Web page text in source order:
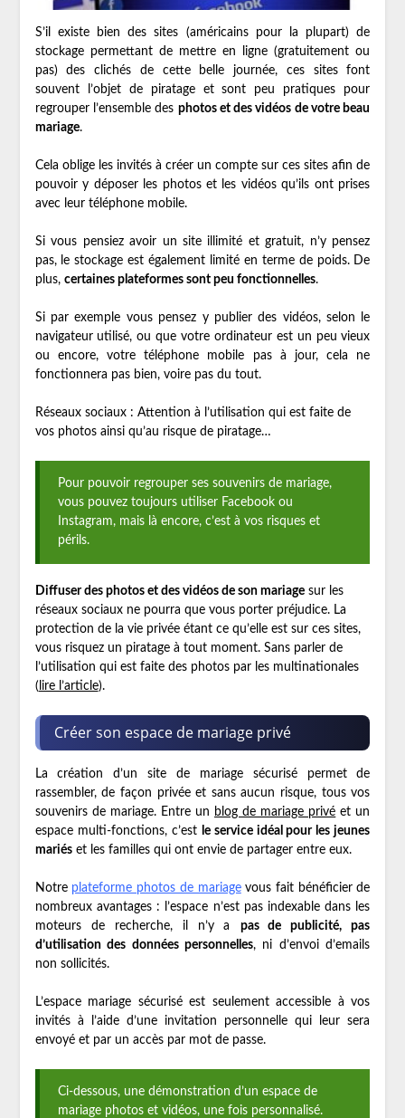
S’il existe bien des sites (américains pour la plupart) de
stockage permettant de mettre en ligne (gratuitement ou
pas) des clichés de cette belle journée, ces sites font
souvent l’objet de piratage et sont peu pratiques pour
regrouper l’ensemble des photos et des vidéos de votre beau
mariage.
Cela oblige les invités à créer un compte sur ces sites afin de
pouvoir y déposer les photos et les vidéos qu’ils ont prises
avec leur téléphone mobile.
Si vous pensiez avoir un site illimité et gratuit, n’y pensez
pas, le stockage est également limité en terme de poids. De
plus, certaines plateformes sont peu fonctionnelles.
Si par exemple vous pensez y publier des vidéos, selon le
navigateur utilisé, ou que votre ordinateur est un peu vieux
ou encore, votre téléphone mobile pas à jour, cela ne
fonctionnera pas bien, voire pas du tout.
Réseaux sociaux : Attention à l’utilisation qui est faite de
vos photos ainsi qu’au risque de piratage…
Pour pouvoir regrouper ses souvenirs de mariage,
vous pouvez toujours utiliser Facebook ou
Instagram, mais là encore, c’est à vos risques et
périls.
Diffuser des photos et des vidéos de son mariagesur les
réseaux sociaux ne pourra que vous porter préjudice. La
protection de la vie privée étant ce qu’elle est sur ces sites,
vous risquez un piratage à tout moment. Sans parler de
l’utilisation qui est faite des photos par les multinationales
( lire l’article).
Créer son espace de mariage privé
La création d’un site de mariage sécurisé permet de
rassembler, de façon privée et sans aucun risque, tous vos
souvenirs de mariage. Entre un blog de mariage privé et un
espace multi-fonctions, c’est le service idéal pour les jeunes
mariéset les familles qui ont envie de partager entre eux.
Notre plateforme photos de mariagevous fait bénéficier de
nombreux avantages : l’espace n’est pas indexable dans les
moteurs de recherche, il n’y a pas de publicité, pas
d’utilisation des données personnelles, ni d’envoi d’emails
non sollicités.
L’espace mariage sécurisé est seulement accessible à vos
invités à l’aide d’une invitation personnelle qui leur sera
envoyé et par un accès par mot de passe.
Ci-dessous, une démonstration d’un espace de
mariage photos et vidéos, une fois personnalisé.